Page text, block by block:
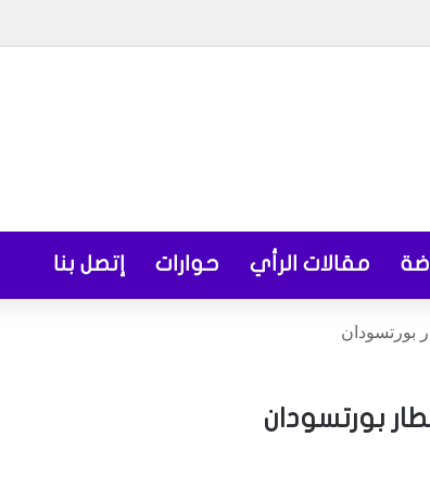
مقالات الرأي حوارات إتصل بنا
بورتسودان
بورتسودان